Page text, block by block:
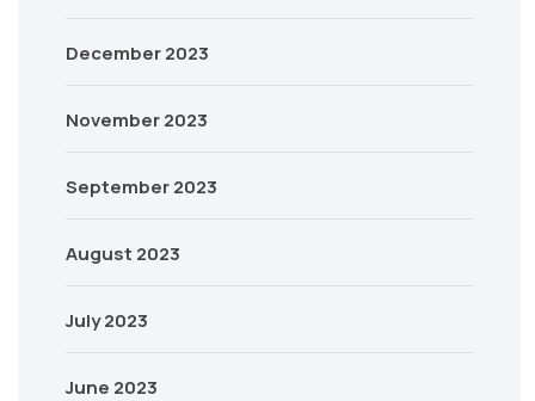
December 2023
November 2023
September 2023
August 2023
July 2023
June 2023